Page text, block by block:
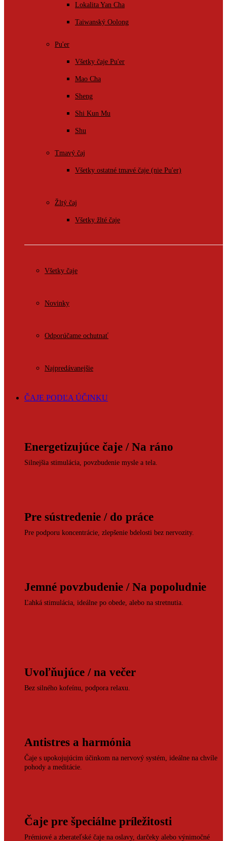
Lokalita Yan Cha
Taiwanský Oolong
Pu'er
Všetky čaje Pu'er
Mao Cha
Sheng
Shi Kun Mu
Shu
Tmavý čaj
Všetky ostatné tmavé čaje (nie Pu'er)
Žltý čaj
Všetky žlté čaje
Všetky čaje
Novinky
Odporúčame ochutnať
Najpredávanejšie
ČAJE PODĽA ÚČINKU
Energetizujúce čaje / Na ráno
Silnejšia stimulácia, povzbudenie mysle a tela.
Pre sústredenie / do práce
Pre podporu koncentrácie, zlepšenie bdelosti bez nervozity.
Jemné povzbudenie / Na popoludnie
Ľahká stimulácia, ideálne po obede, alebo na stretnutia.
Uvoľňujúce / na večer
Bez silného kofeínu, podpora relaxu.
Antistres a harmónia
Čaje s upokojujúcim účinkom na nervový systém, ideálne na chvíle
pohody a meditácie.
Čaje pre špeciálne príležitosti
Prémiové a zberateľské čaje na oslavy, darčeky alebo výnimočné